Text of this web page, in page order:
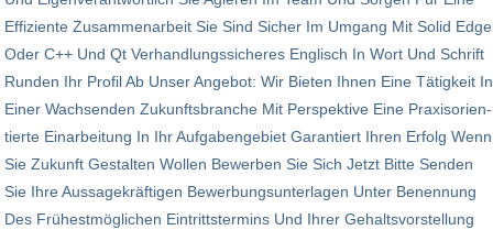
Effiziente Zusammenarbeit Sie Sind Sicher Im Umgang Mit Solid Edge
Oder C++ Und Qt Verhandlungssicheres Englisch In Wort Und Schrift
Runden Ihr Profil Ab Unser Angebot: Wir Bieten Ihnen Eine Tätigkeit In
Einer Wachsenden Zukunftsbranche Mit Perspektive Eine Praxis­orien­
tierte Einarbeitung In Ihr Aufgabengebiet Garantiert Ihren Erfolg Wenn
Sie Zukunft Gestalten Wollen Bewerben Sie Sich Jetzt Bitte Senden
Sie Ihre Aussagekräftigen Bewerbungsunterlagen Unter Benennung
Des Frühestmöglichen Eintrittstermins Und Ihrer Gehaltsvorstellung